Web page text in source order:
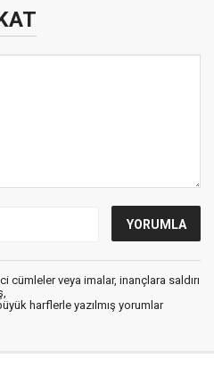
cümleler veya imalar, inançlara saldırı
harflerle yazılmış yorumlar